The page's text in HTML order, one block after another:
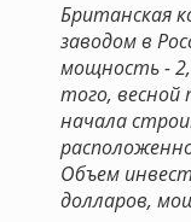
Британская
заводом в
мощность -
того, весной
начала
Объем
долларов,